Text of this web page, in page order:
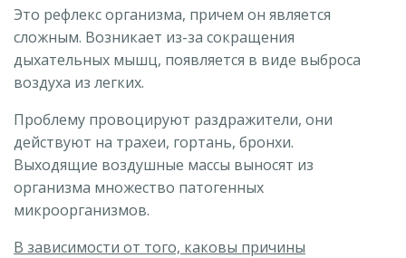
Это рефлекс организма, причем он является
сложным. Возникает из-за сокращения
дыхательных мышц, появляется в виде выброса
воздуха из легких.
Проблему провоцируют раздражители, они
действуют на трахеи, гортань, бронхи.
Выходящие воздушные массы выносят из
организма множество патогенных
микроорганизмов.
В зависимости от того, каковы причины